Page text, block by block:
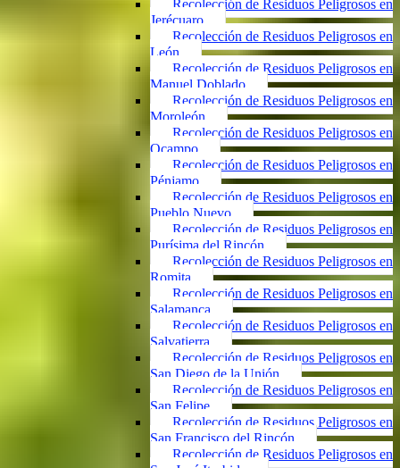
Recolección de Residuos Peligrosos en
Jerécuaro
Recolección de Residuos Peligrosos en
León
Recolección de Residuos Peligrosos en
Manuel Doblado
Recolección de Residuos Peligrosos en
Moroleón
Recolección de Residuos Peligrosos en
Ocampo
Recolección de Residuos Peligrosos en
Pénjamo
Recolección de Residuos Peligrosos en
Pueblo Nuevo
Recolección de Residuos Peligrosos en
Purísima del Rincón
Recolección de Residuos Peligrosos en
Romita
Recolección de Residuos Peligrosos en
Salamanca
Recolección de Residuos Peligrosos en
Salvatierra
Recolección de Residuos Peligrosos en
San Diego de la Unión
Recolección de Residuos Peligrosos en
San Felipe
Recolección de Residuos Peligrosos en
San Francisco del Rincón
Recolección de Residuos Peligrosos en